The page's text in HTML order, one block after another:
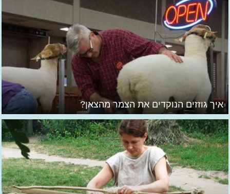
איך גוזזים הנוקדים את הצמר מהצאן?